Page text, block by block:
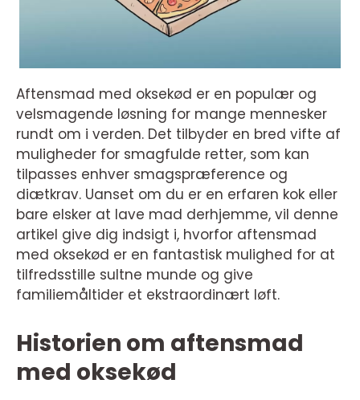
Aftensmad med oksekød er en populær og
velsmagende løsning for mange mennesker
rundt om i verden. Det tilbyder en bred vifte af
muligheder for smagfulde retter, som kan
tilpasses enhver smagspræference og
diætkrav. Uanset om du er en erfaren kok eller
bare elsker at lave mad derhjemme, vil denne
artikel give dig indsigt i, hvorfor aftensmad
med oksekød er en fantastisk mulighed for at
tilfredsstille sultne munde og give
familiemåltider et ekstraordinært løft.
Historien om aftensmad
med oksekød